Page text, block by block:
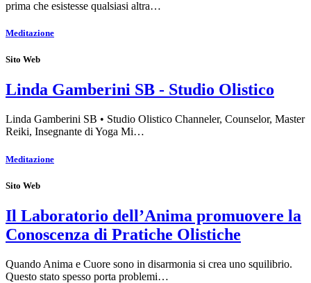
prima che esistesse qualsiasi altra…
Meditazione
Sito Web
Linda Gamberini SB - Studio Olistico
Linda Gamberini SB • Studio Olistico Channeler, Counselor, Master
Reiki, Insegnante di Yoga Mi…
Meditazione
Sito Web
Il Laboratorio dell’Anima promuovere la
Conoscenza di Pratiche Olistiche
Quando Anima e Cuore sono in disarmonia si crea uno squilibrio.
Questo stato spesso porta problemi…